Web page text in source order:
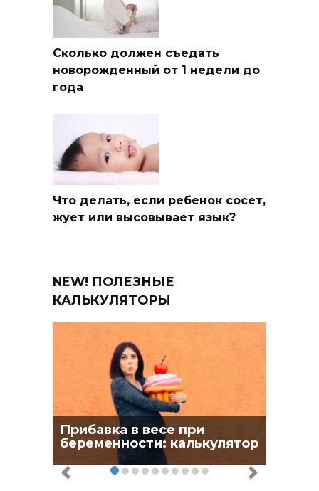
Сколько должен съедать
новорожденный от 1 недели до
года
Что делать, если ребенок сосет,
жует или высовывает язык?
NEW! ПОЛЕЗНЫЕ
КАЛЬКУЛЯТОРЫ
Прибавка в весе при
беременности: калькулятор